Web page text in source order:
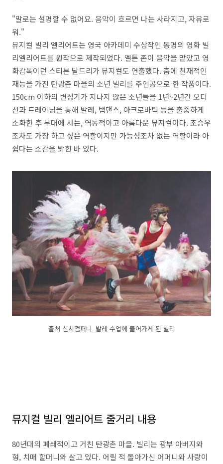
"말로는 설명할 수 없어요. 음악이 흐르면 나는 사라지고, 자유로
워."
뮤지컬 빌리 엘리어트는 영국 아카데미 수상작인 동명의 영화 빌
리엘리어트를 원작으로 제작되었다. 엘튼 존이 음악을 맡았고 영
화감독이던 스티븐 달드리가 뮤지컬도 연출했다. 춤에 천재적인
재능을 가진 탄광촌 마을의 소년 빌리를 주인공으로 한 작품이다.
150cm 이하의 변성기가 지나지 않은 소년들을 1년~2년간 오디
션과 트레이닝을 통해 발레, 탭댄스, 아크로바틱 등을 출중하게
소화한 후 무대에 서는, 역동적이고 아름다운 뮤지컬이다. 조승우
조차도 가장 하고 싶은 역할이지만 가능성조차 없는 역할이라 아
쉽다는 소감을 밝힌 바 있다.
출처 신시컴퍼니_발레 수업에 들어가게 된 빌리
뮤지컬 빌리 엘리어트 줄거리 내용
80년대의 폐쇄적이고 거친 탄광촌 마을. 빌리는 광부 아버지와
형, 치매 할머니와 살고 있다. 어릴 적 돌아가신 어머니와 사랑이